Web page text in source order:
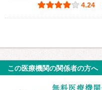
4.24
この医療機関の関係者の方へ